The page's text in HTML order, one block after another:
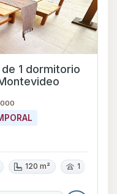
1 dormitorio
Montevideo
120 m² 1